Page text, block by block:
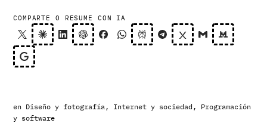
COMPARTE O RESUME CON IA
en Diseño y fotografía, Internet y sociedad , Programación
y software